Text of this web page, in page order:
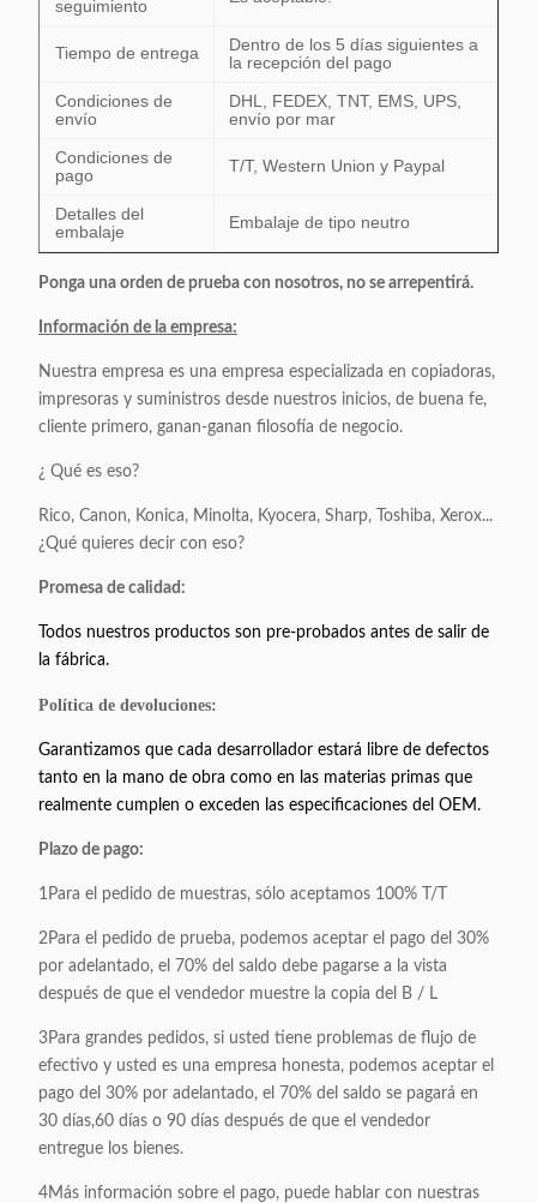
seguimiento
Tiempo de entrega
Dentro de los 5 días siguientes a
la recepción del pago
Condiciones de
envío
DHL, FEDEX, TNT, EMS, UPS,
envío por mar
Condiciones de
pago
T/T, Western Union y Paypal
Detalles del
embalaje
Embalaje de tipo neutro
Ponga una orden de prueba con nosotros, no se arrepentirá.
Información de la empresa:
Nuestra empresa es una empresa especializada en copiadoras,
impresoras y suministros desde nuestros inicios, de buena fe,
cliente primero, ganan-ganan filosofía de negocio.
¿ Qué es eso?
Rico, Canon, Konica, Minolta, Kyocera, Sharp, Toshiba, Xerox...
¿Qué quieres decir con eso?
Promesa de calidad:
Todos nuestros productos son pre-probados antes de salir de
la fábrica.
Política de devoluciones:
Garantizamos que cada desarrollador estará libre de defectos
tanto en la mano de obra como en las materias primas que
realmente cumplen o exceden las especificaciones del OEM.
Plazo de pago:
1Para el pedido de muestras, sólo aceptamos 100% T/T
2Para el pedido de prueba, podemos aceptar el pago del 30%
por adelantado, el 70% del saldo debe pagarse a la vista
después de que el vendedor muestre la copia del B / L
3Para grandes pedidos, si usted tiene problemas de flujo de
efectivo y usted es una empresa honesta, podemos aceptar el
pago del 30% por adelantado, el 70% del saldo se pagará en
30 días,60 días o 90 días después de que el vendedor
entregue los bienes.
4Más información sobre el pago, puede hablar con nuestras